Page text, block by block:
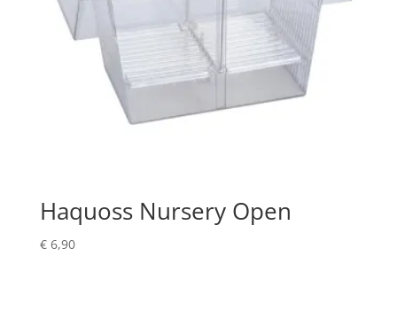
Haquoss Nursery Open
€6,90